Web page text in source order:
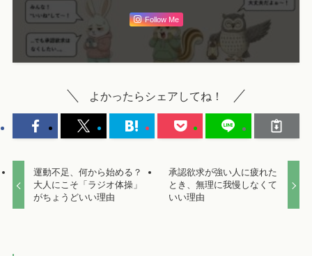
Follow Me
よかったらシェアしてね！
運動不足、何から始める？
大人にこそ「ラジオ体操」
がちょうどいい理由
承認欲求が強い人に疲れた
とき、無理に我慢しなくて
いい理由